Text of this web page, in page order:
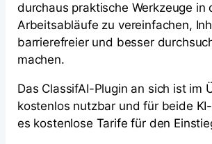
durchaus praktische Werkzeuge in
Arbeitsabläufe zu vereinfachen,
barrierefreier und besser
machen.
Das ClassifAI-Plugin an sich ist im
kostenlos nutzbar und für beide
es kostenlose Tarife für den